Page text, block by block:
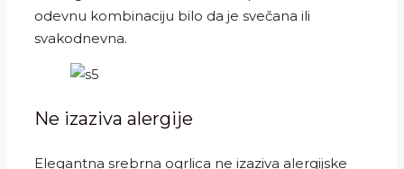
odevnu kombinaciju bilo da je svečana ili
svakodnevna.
Ne izaziva alergije
Elegantna srebrna ogrlica ne izaziva alergijske